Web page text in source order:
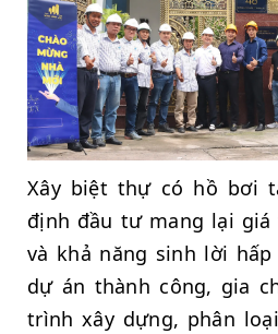
Xây biệt thự có hồ bơi
định đầu tư mang lại
và khả năng sinh lời
dự án thành công, gia
trình xây dựng, phân